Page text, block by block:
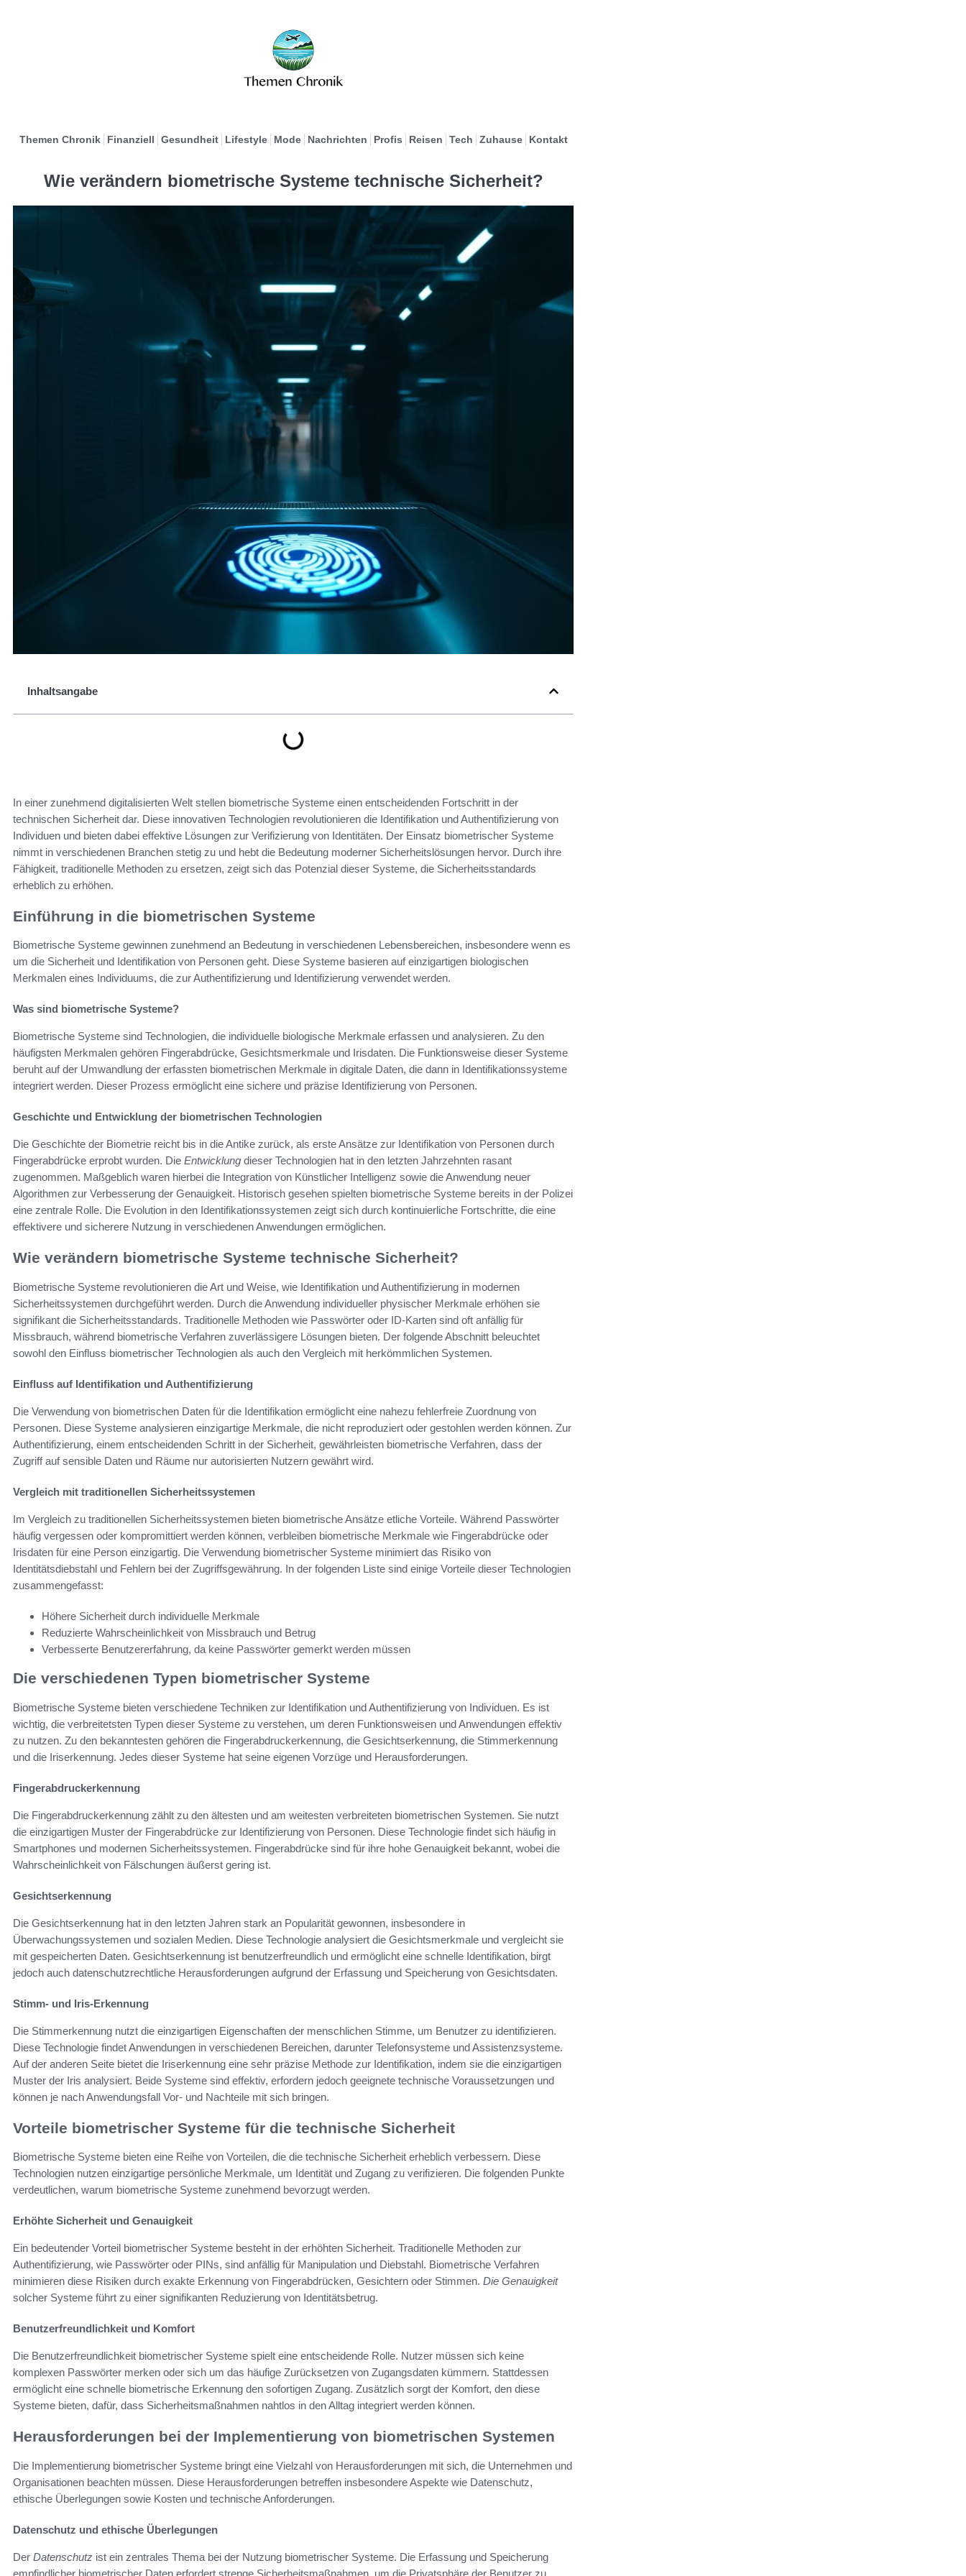
Themen Chronik Finanziell Gesundheit Lifestyle Mode Nachrichten Profis Reisen Tech Zuhause Kontakt
Wie verändern biometrische Systeme technische Sicherheit?
Inhaltsangabe
In einer zunehmend digitalisierten Welt stellen biometrische Systeme einen entscheidenden Fortschritt in der
technischen Sicherheit dar. Diese innovativen Technologien revolutionieren die Identifikation und Authentifizierung von
Individuen und bieten dabei effektive Lösungen zur Verifizierung von Identitäten. Der Einsatz biometrischer Systeme
nimmt in verschiedenen Branchen stetig zu und hebt die Bedeutung moderner Sicherheitslösungen hervor. Durch ihre
Fähigkeit, traditionelle Methoden zu ersetzen, zeigt sich das Potenzial dieser Systeme, die Sicherheitsstandards
erheblich zu erhöhen.
Einführung in die biometrischen Systeme
Biometrische Systeme gewinnen zunehmend an Bedeutung in verschiedenen Lebensbereichen, insbesondere wenn es
um die Sicherheit und Identifikation von Personen geht. Diese Systeme basieren auf einzigartigen biologischen
Merkmalen eines Individuums, die zur Authentifizierung und Identifizierung verwendet werden.
Was sind biometrische Systeme?
Biometrische Systeme sind Technologien, die individuelle biologische Merkmale erfassen und analysieren. Zu den
häufigsten Merkmalen gehören Fingerabdrücke, Gesichtsmerkmale und Irisdaten. Die Funktionsweise dieser Systeme
beruht auf der Umwandlung der erfassten biometrischen Merkmale in digitale Daten, die dann in Identifikationssysteme
integriert werden. Dieser Prozess ermöglicht eine sichere und präzise Identifizierung von Personen.
Geschichte und Entwicklung der biometrischen Technologien
Die Geschichte der Biometrie reicht bis in die Antike zurück, als erste Ansätze zur Identifikation von Personen durch
Fingerabdrücke erprobt wurden. Die Entwicklung dieser Technologien hat in den letzten Jahrzehnten rasant
zugenommen. Maßgeblich waren hierbei die Integration von Künstlicher Intelligenz sowie die Anwendung neuer
Algorithmen zur Verbesserung der Genauigkeit. Historisch gesehen spielten biometrische Systeme bereits in der Polizei
eine zentrale Rolle. Die Evolution in den Identifikationssystemen zeigt sich durch kontinuierliche Fortschritte, die eine
effektivere und sicherere Nutzung in verschiedenen Anwendungen ermöglichen.
Wie verändern biometrische Systeme technische Sicherheit?
Biometrische Systeme revolutionieren die Art und Weise, wie Identifikation und Authentifizierung in modernen
Sicherheitssystemen durchgeführt werden. Durch die Anwendung individueller physischer Merkmale erhöhen sie
signifikant die Sicherheitsstandards. Traditionelle Methoden wie Passwörter oder ID-Karten sind oft anfällig für
Missbrauch, während biometrische Verfahren zuverlässigere Lösungen bieten. Der folgende Abschnitt beleuchtet
sowohl den Einfluss biometrischer Technologien als auch den Vergleich mit herkömmlichen Systemen.
Einfluss auf Identifikation und Authentifizierung
Die Verwendung von biometrischen Daten für die Identifikation ermöglicht eine nahezu fehlerfreie Zuordnung von
Personen. Diese Systeme analysieren einzigartige Merkmale, die nicht reproduziert oder gestohlen werden können. Zur
Authentifizierung, einem entscheidenden Schritt in der Sicherheit, gewährleisten biometrische Verfahren, dass der
Zugriff auf sensible Daten und Räume nur autorisierten Nutzern gewährt wird.
Vergleich mit traditionellen Sicherheitssystemen
Im Vergleich zu traditionellen Sicherheitssystemen bieten biometrische Ansätze etliche Vorteile. Während Passwörter
häufig vergessen oder kompromittiert werden können, verbleiben biometrische Merkmale wie Fingerabdrücke oder
Irisdaten für eine Person einzigartig. Die Verwendung biometrischer Systeme minimiert das Risiko von
Identitätsdiebstahl und Fehlern bei der Zugriffsgewährung. In der folgenden Liste sind einige Vorteile dieser Technologien
zusammengefasst:
Höhere Sicherheit durch individuelle Merkmale
Reduzierte Wahrscheinlichkeit von Missbrauch und Betrug
Verbesserte Benutzererfahrung, da keine Passwörter gemerkt werden müssen
Die verschiedenen Typen biometrischer Systeme
Biometrische Systeme bieten verschiedene Techniken zur Identifikation und Authentifizierung von Individuen. Es ist
wichtig, die verbreitetsten Typen dieser Systeme zu verstehen, um deren Funktionsweisen und Anwendungen effektiv
zu nutzen. Zu den bekanntesten gehören die Fingerabdruckerkennung, die Gesichtserkennung, die Stimmerkennung
und die Iriserkennung. Jedes dieser Systeme hat seine eigenen Vorzüge und Herausforderungen.
Fingerabdruckerkennung
Die Fingerabdruckerkennung zählt zu den ältesten und am weitesten verbreiteten biometrischen Systemen. Sie nutzt
die einzigartigen Muster der Fingerabdrücke zur Identifizierung von Personen. Diese Technologie findet sich häufig in
Smartphones und modernen Sicherheitssystemen. Fingerabdrücke sind für ihre hohe Genauigkeit bekannt, wobei die
Wahrscheinlichkeit von Fälschungen äußerst gering ist.
Gesichtserkennung
Die Gesichtserkennung hat in den letzten Jahren stark an Popularität gewonnen, insbesondere in
Überwachungssystemen und sozialen Medien. Diese Technologie analysiert die Gesichtsmerkmale und vergleicht sie
mit gespeicherten Daten. Gesichtserkennung ist benutzerfreundlich und ermöglicht eine schnelle Identifikation, birgt
jedoch auch datenschutzrechtliche Herausforderungen aufgrund der Erfassung und Speicherung von Gesichtsdaten.
Stimm- und Iris-Erkennung
Die Stimmerkennung nutzt die einzigartigen Eigenschaften der menschlichen Stimme, um Benutzer zu identifizieren.
Diese Technologie findet Anwendungen in verschiedenen Bereichen, darunter Telefonsysteme und Assistenzsysteme.
Auf der anderen Seite bietet die Iriserkennung eine sehr präzise Methode zur Identifikation, indem sie die einzigartigen
Muster der Iris analysiert. Beide Systeme sind effektiv, erfordern jedoch geeignete technische Voraussetzungen und
können je nach Anwendungsfall Vor- und Nachteile mit sich bringen.
Vorteile biometrischer Systeme für die technische Sicherheit
Biometrische Systeme bieten eine Reihe von Vorteilen, die die technische Sicherheit erheblich verbessern. Diese
Technologien nutzen einzigartige persönliche Merkmale, um Identität und Zugang zu verifizieren. Die folgenden Punkte
verdeutlichen, warum biometrische Systeme zunehmend bevorzugt werden.
Erhöhte Sicherheit und Genauigkeit
Ein bedeutender Vorteil biometrischer Systeme besteht in der erhöhten Sicherheit. Traditionelle Methoden zur
Authentifizierung, wie Passwörter oder PINs, sind anfällig für Manipulation und Diebstahl. Biometrische Verfahren
minimieren diese Risiken durch exakte Erkennung von Fingerabdrücken, Gesichtern oder Stimmen. Die Genauigkeit
solcher Systeme führt zu einer signifikanten Reduzierung von Identitätsbetrug.
Benutzerfreundlichkeit und Komfort
Die Benutzerfreundlichkeit biometrischer Systeme spielt eine entscheidende Rolle. Nutzer müssen sich keine
komplexen Passwörter merken oder sich um das häufige Zurücksetzen von Zugangsdaten kümmern. Stattdessen
ermöglicht eine schnelle biometrische Erkennung den sofortigen Zugang. Zusätzlich sorgt der Komfort, den diese
Systeme bieten, dafür, dass Sicherheitsmaßnahmen nahtlos in den Alltag integriert werden können.
Herausforderungen bei der Implementierung von biometrischen Systemen
Die Implementierung biometrischer Systeme bringt eine Vielzahl von Herausforderungen mit sich, die Unternehmen und
Organisationen beachten müssen. Diese Herausforderungen betreffen insbesondere Aspekte wie Datenschutz,
ethische Überlegungen sowie Kosten und technische Anforderungen.
Datenschutz und ethische Überlegungen
Der Datenschutz ist ein zentrales Thema bei der Nutzung biometrischer Systeme. Die Erfassung und Speicherung
empfindlicher biometrischer Daten erfordert strenge Sicherheitsmaßnahmen, um die Privatsphäre der Benutzer zu